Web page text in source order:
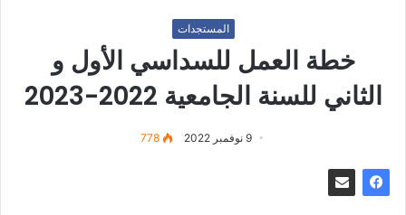
المستجدات
خطة العمل للسداسي الأول و
الثاني للسنة الجامعية 2022-2023
9 نوفمبر 2022 778